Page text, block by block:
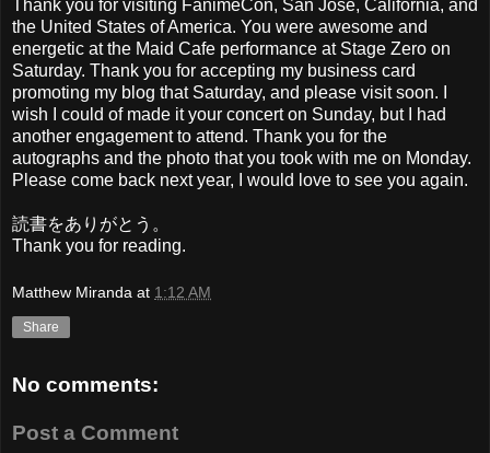
Thank you for visiting FanimeCon, San Jose, California, and
the United States of America. You were awesome and
energetic at the Maid Cafe performance at Stage Zero on
Saturday. Thank you for accepting my business card
promoting my blog that Saturday, and please visit soon. I
wish I could of made it your concert on Sunday, but I had
another engagement to attend. Thank you for the
autographs and the photo that you took with me on Monday.
Please come back next year, I would love to see you again.
読書をありがとう。
Thank you for reading.
Matthew Miranda at 1:12 AM
Share
No comments:
Post a Comment